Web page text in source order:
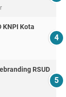
KNPI Kota
RSUD